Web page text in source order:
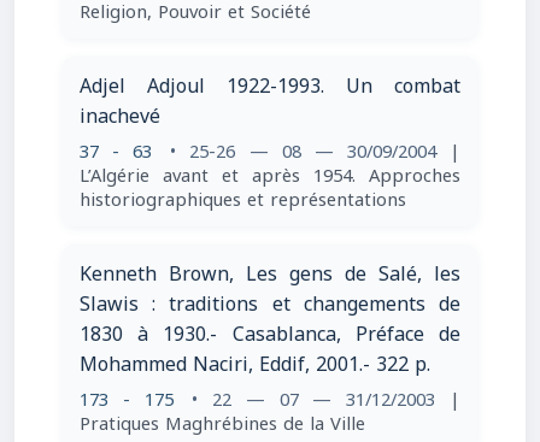
Religion, Pouvoir et Société
Adjel Adjoul 1922-1993. Un combat
inachevé
37 - 63 • 25-26 — 08 — 30/09/2004 |
L’Algérie avant et après 1954. Approches
historiographiques et représentations
Kenneth Brown, Les gens de Salé, les
Slawis : traditions et changements de
1830 à 1930.- Casablanca, Préface de
Mohammed Naciri, Eddif, 2001.- 322 p.
173 - 175 • 22 — 07 — 31/12/2003 |
Pratiques Maghrébines de la Ville